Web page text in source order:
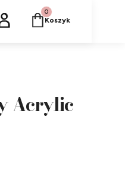
Produkty w koszyku:
Koszyk
Acrylic